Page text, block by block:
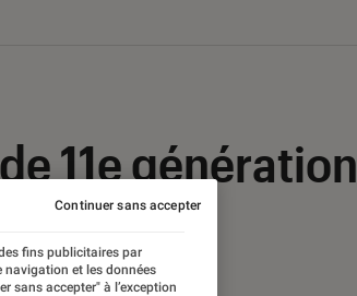
11e génération
fins publicitaires par
navigation et les données
sans accepter" à l’exception
Continuer sans accepter